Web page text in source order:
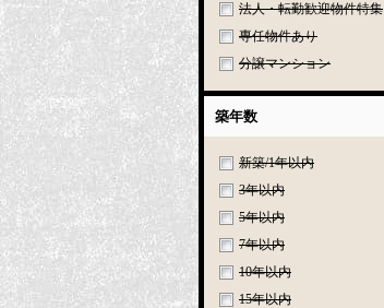
法人・転勤歓迎物件特集
専任物件あり
分譲マンション
築年数
新築/1年以内
3年以内
5年以内
7年以内
10年以内
15年以内